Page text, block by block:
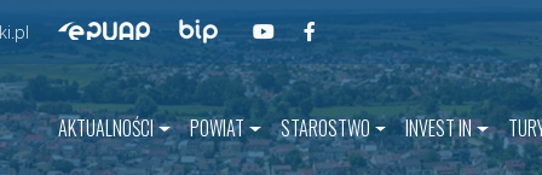
Przejdź do ePUAPPrzejdź do BIPPrzejdź do naszego kanału na
AKTUALNOŚCI POWIAT STAROSTWO INVEST IN